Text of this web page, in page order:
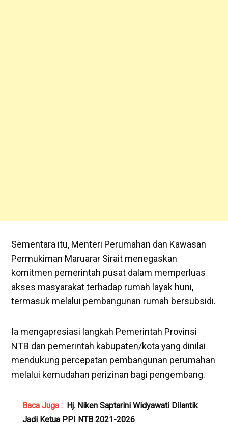
Sementara itu, Menteri Perumahan dan Kawasan
Permukiman Maruarar Sirait menegaskan
komitmen pemerintah pusat dalam memperluas
akses masyarakat terhadap rumah layak huni,
termasuk melalui pembangunan rumah bersubsidi.
Ia mengapresiasi langkah Pemerintah Provinsi
NTB dan pemerintah kabupaten/kota yang dinilai
mendukung percepatan pembangunan perumahan
melalui kemudahan perizinan bagi pengembang.
Baca Juga : Hj. Niken Saptarini Widyawati Dilantik
Jadi Ketua PPI NTB 2021-2026